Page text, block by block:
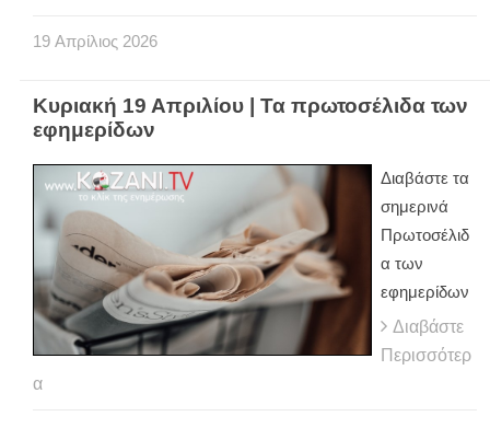
19 Απρίλιος 2026
Κυριακή 19 Απριλίου | Τα πρωτοσέλιδα των
εφημερίδων
Διαβάστε τα
σημερινά
Πρωτοσέλιδ
α των
εφημερίδων
Διαβάστε
Περισσότερ
α